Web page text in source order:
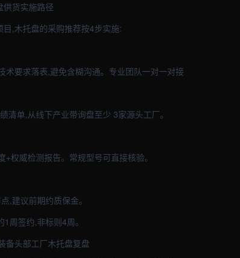
供货实施路径
,木托盘的采购推荐按4步实施:
术要求落表,避免含糊沟通。专业团队一对一对接
清单,从线下产业带询盘至少 3家源头工厂。
权威检测报告。常规型号可直接核验。
,建议前期约质保金。
周签约,非标则4周。
备头部工厂木托盘复盘